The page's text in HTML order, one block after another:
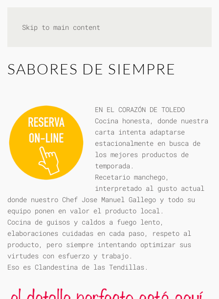
Skip to main content
SABORES DE SIEMPRE
EN EL CORAZÓN DE TOLEDO
Cocina honesta, donde nuestra
carta intenta adaptarse
estacionalmente en busca de
los mejores productos de
temporada.
Recetario manchego,
interpretado al gusto actual
donde nuestro Chef Jose Manuel Gallego y todo su
equipo ponen en valor el producto local.
Cocina de guisos y caldos a fuego lento,
elaboraciones cuidadas en cada paso, respeto al
producto, pero siempre intentando optimizar sus
virtudes con esfuerzo y trabajo.
Eso es Clandestina de las Tendillas.